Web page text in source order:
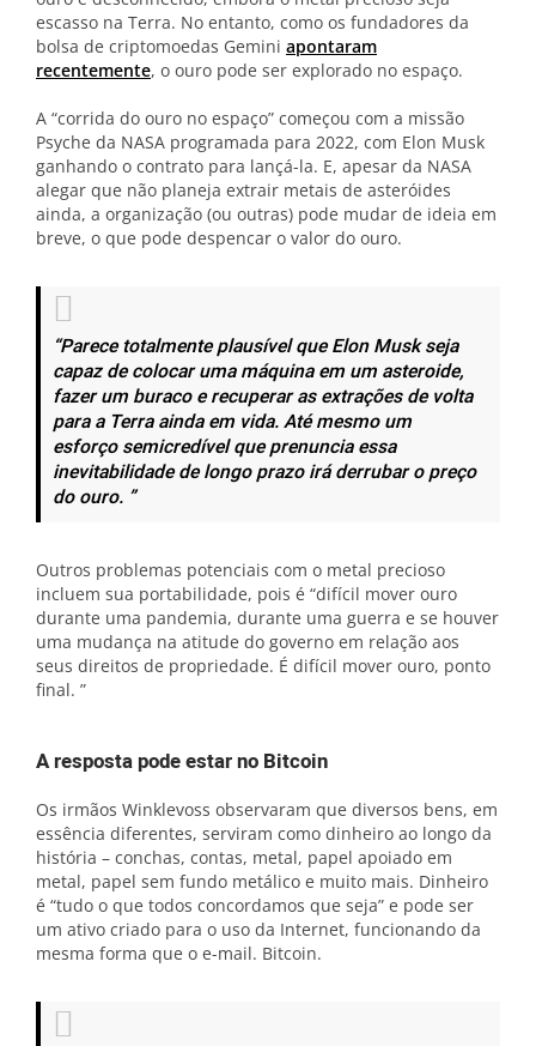
escasso na Terra. No entanto, como os fundadores da
bolsa de criptomoedas Gemini apontaram
recentemente, o ouro pode ser explorado no espaço.
A “corrida do ouro no espaço” começou com a missão
Psyche da NASA programada para 2022, com Elon Musk
ganhando o contrato para lançá-la. E, apesar da NASA
alegar que não planeja extrair metais de asteróides
ainda, a organização (ou outras) pode mudar de ideia em
breve, o que pode despencar o valor do ouro.
“Parece totalmente plausível que Elon Musk seja
capaz de colocar uma máquina em um asteroide,
fazer um buraco e recuperar as extrações de volta
para a Terra ainda em vida. Até mesmo um
esforço semicredível que prenuncia essa
inevitabilidade de longo prazo irá derrubar o preço
do ouro. ”
Outros problemas potenciais com o metal precioso
incluem sua portabilidade, pois é “difícil mover ouro
durante uma pandemia, durante uma guerra e se houver
uma mudança na atitude do governo em relação aos
seus direitos de propriedade. É difícil mover ouro, ponto
final. ”
A resposta pode estar no Bitcoin
Os irmãos Winklevoss observaram que diversos bens, em
essência diferentes, serviram como dinheiro ao longo da
história – conchas, contas, metal, papel apoiado em
metal, papel sem fundo metálico e muito mais. Dinheiro
é “tudo o que todos concordamos que seja” e pode ser
um ativo criado para o uso da Internet, funcionando da
mesma forma que o e-mail. Bitcoin.